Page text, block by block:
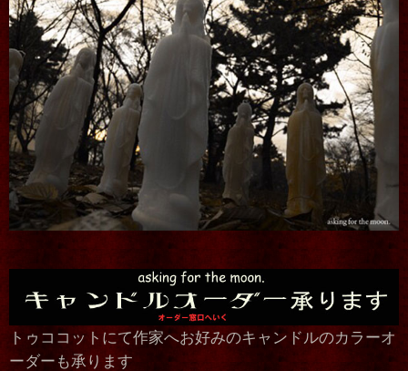
トゥココットにて作家へお好みのキャンドルのカラーオ
ーダーも承ります